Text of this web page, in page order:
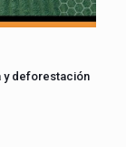
y deforestación